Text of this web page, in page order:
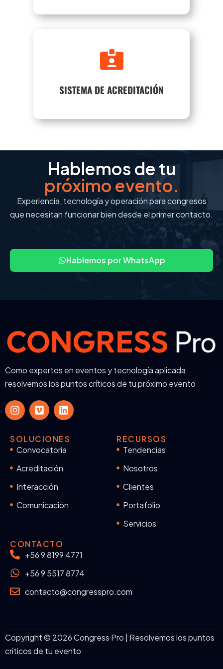

SISTEMA DE ACREDITACIÓN
Somos Rápidos, Seguros, Elegantes y
Modernos.
SABER MÁS
Hablemos de tu
próximo evento.
Experiencia, tecnología y operación para congresos
que necesitan funcionar bien desde el primer contacto.
Hablemos por WhatsApp
Como expertos en eventos y tecnología aplicada
resolvemos los puntos críticos de tu próximo evento
SOLUCIONES
Convocatoria
Acreditación
Interacción
Comunicación
RECURSOS
Tendencias
Nosotros
Clientes
Portafolio
Servicios
CONTACTO
+56 9 8199 4771
+56 9 5517 8774
contacto@congresspro.com
Copyright © 2026 Congress Pro | Resolvemos los puntos
críticos de tu evento